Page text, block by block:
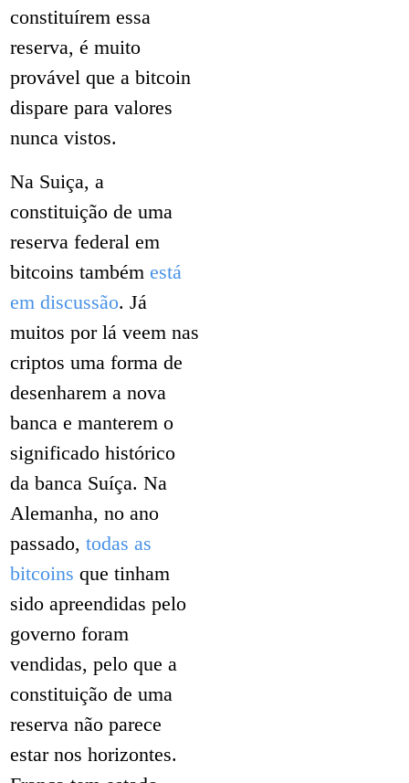
constituírem essa
reserva, é muito
provável que a bitcoin
dispare para valores
nunca vistos.
Na Suiça, a
constituição de uma
reserva federal em
bitcoins também está
em discussão. Já
muitos por lá veem nas
criptos uma forma de
desenharem a nova
banca e manterem o
significado histórico
da banca Suíça. Na
Alemanha, no ano
passado, todas as
bitcoins que tinham
sido apreendidas pelo
governo foram
vendidas, pelo que a
constituição de uma
reserva não parece
estar nos horizontes.